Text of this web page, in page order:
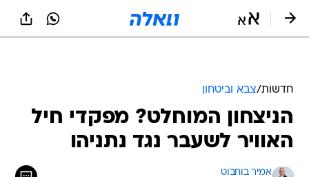
חדשות/צבא וביטחון
הניצחון המוחלט? מפקדי חיל
האוויר לשעבר נגד נתניהו
אמיר בוחבוט